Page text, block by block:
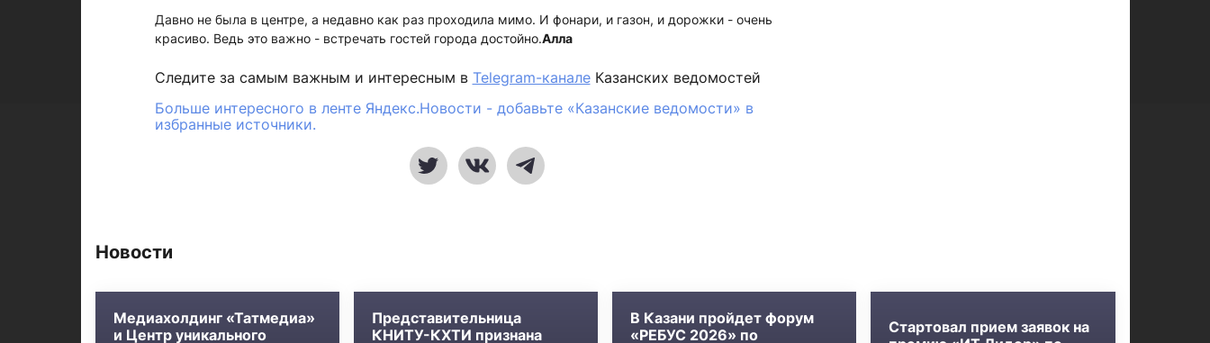
Давно не была в центре, а недавно как раз проходила мимо. И фонари, и газон, и дорожки - очень
красиво. Ведь это важно - встречать гостей города достойно.Алла
Следите за самым важным и интересным в Telegram-каналеКазанских ведомостей
Больше интересного в ленте Яндекс.Новости - добавьте «Казанские ведомости» в
избранные источники.
Новости
Медиахолдинг «Татмедиа»
и Центр уникального
Представительница
КНИТУ-КХТИ признана
В Казани пройдет форум
«РЕБУС 2026» по
Стартовал прием заявок на